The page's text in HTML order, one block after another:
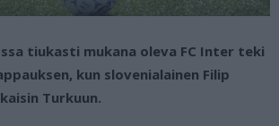
tiukasti mukana oleva FC Inter teki
kun slovenialainen Filip
Turkuun.